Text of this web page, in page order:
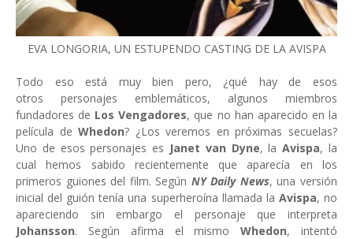
EVA LONGORIA, UN ESTUPENDO CASTING DE LA AVISPA
Todo eso está muy bien pero, ¿qué hay de esos
otros personajes emblemáticos, algunos miembros
fundadores de Los Vengadores, que no han aparecido en la
película deWhedon? ¿Los veremos en próximas secuelas?
Uno de esos personajes es Janet van Dyne, laAvispa, la
cual hemos sabido recientemente que aparecía en los
primeros guiones del film. Según NY Daily News, una versión
inicial del guión tenía una superheroína llamada la Avispa, no
apareciendo sin embargo el personaje que interpreta
Johansson. Según afirma el mismoWhedon, intentó